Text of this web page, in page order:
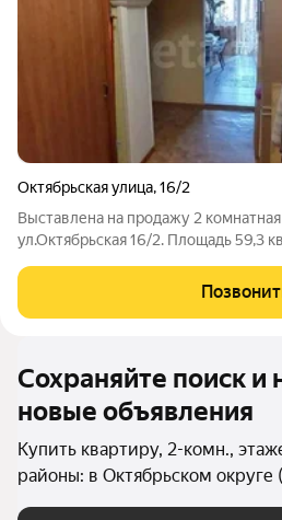
Октябрьская улица,16/2
Выставлена на продажу 2
ул.Октябрьская 16/2. Площадь 59,3
подъезде прилагается кладовая, 3
любимая и уютная.
Сохраняйте поиск и
новые объявления
Купить квартиру, 2-комн.,
районы: в Октябрьском округе